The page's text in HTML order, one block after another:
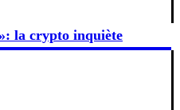
la crypto inquiète